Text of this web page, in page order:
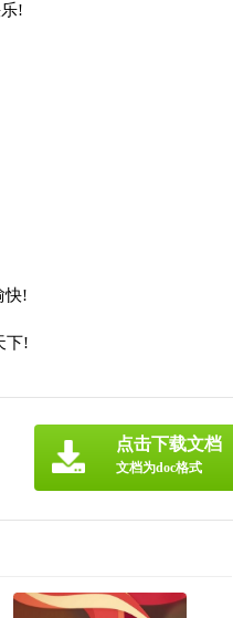
!
快!
下!
点击下载文档
文档为doc格式